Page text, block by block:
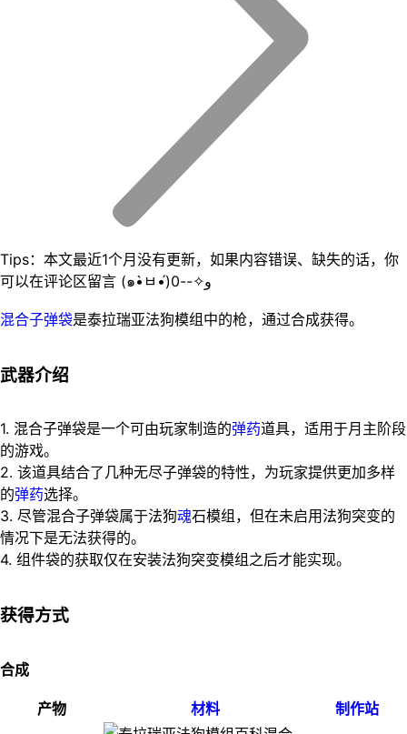
Tips：本文最近1个月没有更新，如果内容错误、缺失的话，你
可以在评论区留言 (๑•̀ㅂ•́)و✧--0
混合子弹袋是泰拉瑞亚法狗模组中的枪，通过合成获得。
武器介绍
1. 混合子弹袋是一个可由玩家制造的弹药道具，适用于月主阶段
的游戏。
2. 该道具结合了几种无尽子弹袋的特性，为玩家提供更加多样
的弹药选择。
3. 尽管混合子弹袋属于法狗魂石模组，但在未启用法狗突变的
情况下是无法获得的。
4. 组件袋的获取仅在安装法狗突变模组之后才能实现。
获得方式
合成
产物 材料 制作站